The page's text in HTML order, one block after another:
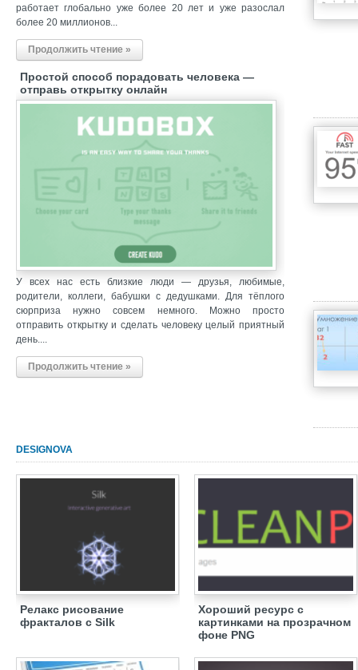
работает глобально уже более 20 лет и уже разослал
более 20 миллионов...
Продолжить чтение »
Простой способ порадовать человека —
отправь открытку онлайн
У всех нас есть близкие люди — друзья, любимые,
родители, коллеги, бабушки с дедушками. Для тёплого
сюрприза нужно совсем немного. Можно просто
отправить открытку и сделать человеку целый приятный
день....
Продолжить чтение »
DESIGNOVA
Релакс рисование
фракталов с Silk
Хороший ресурс с
картинками на прозрачном
фоне PNG